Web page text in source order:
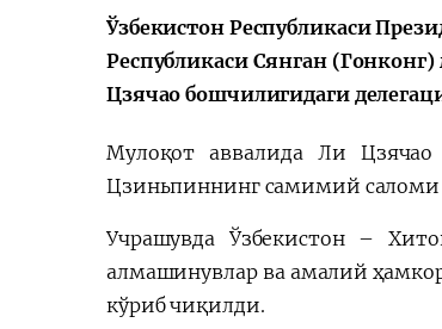
Ўзбекистон Республикаси
Республикаси Сянган
Цзячао бошчилигидаги
Мулоқот аввалида Ли Цзячао
Цзиньпиннинг самимий саломи
Учрашувда Ўзбекистон –
алмашинувлар ва амалий
кўриб чиқилди.